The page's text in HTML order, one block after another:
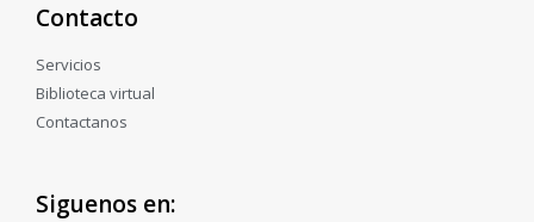
Contacto
Servicios
Biblioteca virtual
Contactanos
Siguenos en: